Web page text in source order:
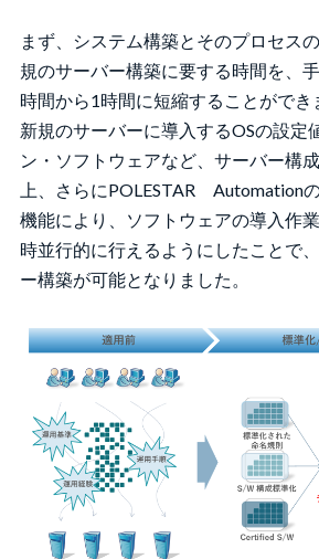
まず、システム構築とそのプロセス
規のサーバー構築に要する時間を、
時間から1時間に短縮することができ
新規のサーバーに導入するOSの設定
ン・ソフトウェアなど、サーバー構
上、さらにPOLESTAR Automation
機能により、ソフトウェアの導入作
時並行的に行えるようにしたことで
ー構築が可能となりました。